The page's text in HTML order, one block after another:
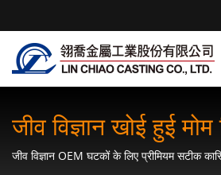
जीव विज्ञान खोई हुई
समाधान
जीव विज्ञान OEM घटकों के लिए प्रीमियम सटीक